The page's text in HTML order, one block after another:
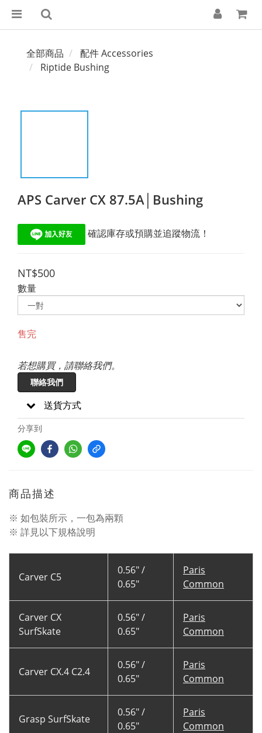
全部商品
配件 Accessories
Riptide Bushing
APS Carver CX 87.5A│Bushing
確認庫存或預購並追蹤物流！
NT$500
數量
售完
若想購買，請聯絡我們。
聯絡我們
送貨方式
分享到
商品描述
※ 如包裝所示，一包為兩顆
※ 詳見以下規格說明
Carver C5
0.56" /
0.65"
Paris
Common
Carver CX
SurfSkate
0.56" /
0.65"
Paris
Common
Carver CX.4 C2.4
0.56" /
0.65"
Paris
Common
Grasp SurfSkate
0.56" /
0.65"
Paris
Common